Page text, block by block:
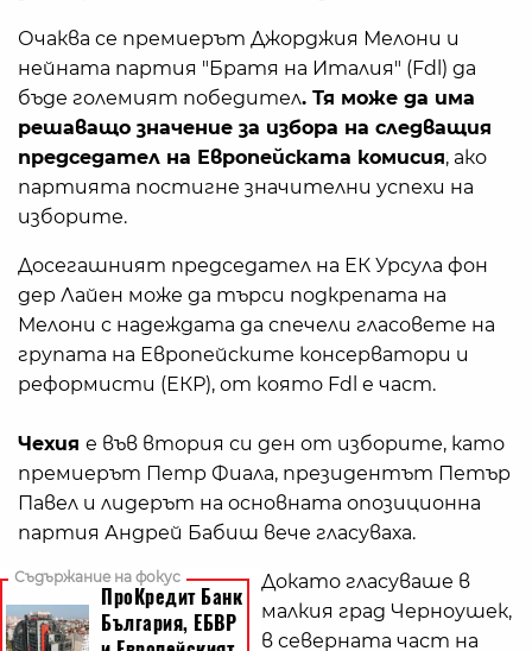
Очаква се премиерът Джорджия Мелони и
нейната партия "Братя на Италия" (Fdl) да
бъде големият победител. Тя може да има
решаващо значение за избора на следващия
председател на Европейската комисия, ако
партията постигне значителни успехи на
изборите.
Досегашният председател на ЕК Урсула фон
дер Лайен може да търси подкрепата на
Мелони с надеждата да спечели гласовете на
групата на Европейските консерватори и
реформисти (ЕКР), от която Fdl e част.
Чехия е във втория си ден от изборите, като
премиерът Петр Фиала, президентът Петър
Павел и лидерът на основната опозиционна
партия Андрей Бабиш вече гласуваха.
Докато гласуваше в
малкия град Черноушек,
в северната част на